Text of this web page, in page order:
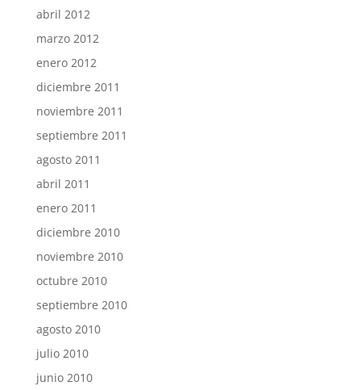
abril 2012
marzo 2012
enero 2012
diciembre 2011
noviembre 2011
septiembre 2011
agosto 2011
abril 2011
enero 2011
diciembre 2010
noviembre 2010
octubre 2010
septiembre 2010
agosto 2010
julio 2010
junio 2010